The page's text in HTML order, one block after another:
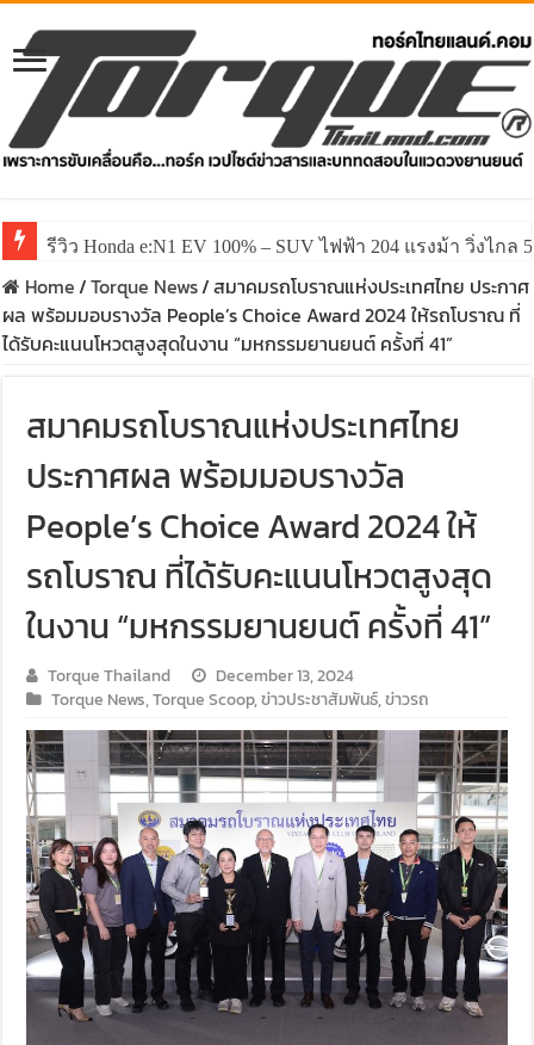
รีวิว Honda e:N1 EV 100% – SUV ไฟฟ้า 204 แรงม้า วิ่งไกล
รีวิว ลองขับ All New GWM HAVAL H6 ปรับโฉมหน้าใหม่
Home/Torque News/สมาคมรถโบราณแห่งประเทศไทย ประกาศ
ผล พร้อมมอบรางวัล People’s Choice Award 2024 ให้รถโบราณ ที่
ได้รับคะแนนโหวตสูงสุดในงาน “มหกรรมยานยนต์ ครั้งที่ 41”
สมาคมรถโบราณแห่งประเทศไทย
ประกาศผล พร้อมมอบรางวัล
People’s Choice Award 2024 ให้
รถโบราณ ที่ได้รับคะแนนโหวตสูงสุด
ในงาน “มหกรรมยานยนต์ ครั้งที่ 41”
Torque Thailand
December 13, 2024
Torque News,Torque Scoop,ข่าวประชาสัมพันธ์,ข่าวรถ